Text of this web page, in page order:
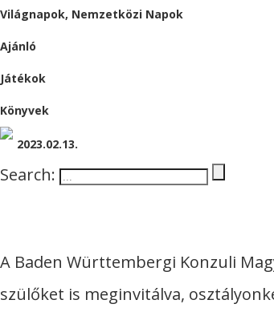
Világnapok, Nemzetközi Napok
Ajánló
Játékok
Könyvek
2023.02.13.
Search:
A Baden Württembergi Konzuli
szülőket is meginvitálva,